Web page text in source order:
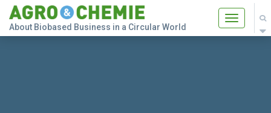
Toggle
About Biobased Business in a Circular World